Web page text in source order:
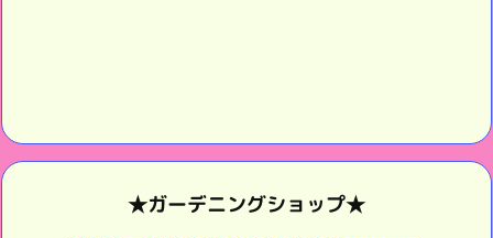
★ガーデニングショップ★